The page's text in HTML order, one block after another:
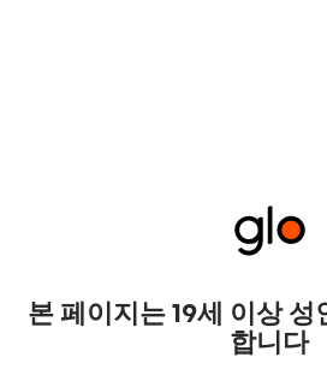
본 페이지는 19세 이상 성
합니다